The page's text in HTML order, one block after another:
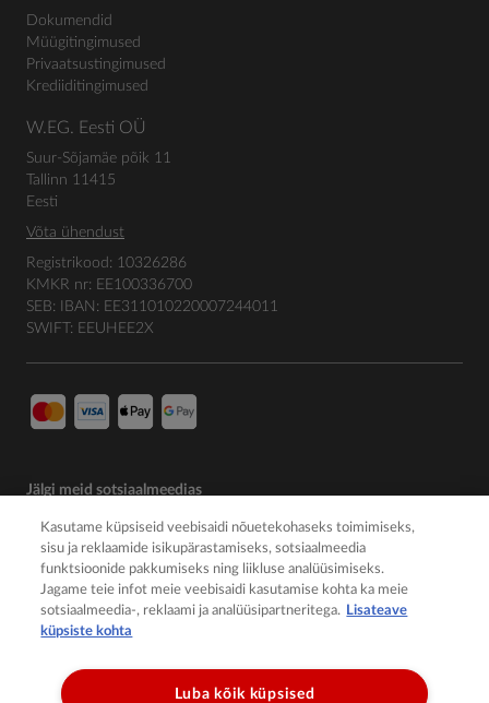
Dokumendid
Müügitingimused
Privaatsustingimused
Krediiditingimused
W.EG. Eesti OÜ
Suur-Sõjamäe põik 11
Tallinn 11415
Eesti
Võta ühendust
Registrikood: 10326286
KMKR nr: EE100336700
SEB: IBAN: EE311010220007244011
SWIFT: EEUHEE2X
Jälgi meid sotsiaalmeedias
Kasutame küpsiseid veebisaidi nõuetekohaseks toimimiseks,
sisu ja reklaamide isikupärastamiseks, sotsiaalmeedia
funktsioonide pakkumiseks ning liikluse analüüsimiseks.
Jagame teie infot meie veebisaidi kasutamise kohta ka meie
sotsiaalmeedia-, reklaami ja analüüsipartneritega. Lisateave
küpsiste kohta
Luba kõik küpsised